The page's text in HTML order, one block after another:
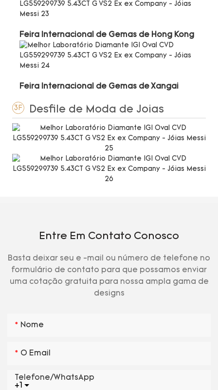
Feira Internacional de Gemas de Hong Kong
Feira Internacional de Gemas de Xangai
3F Desfile de Moda de Joias
Entre Em Contato Conosco
Basta deixar seu e -mail ou número de telefone no
formulário de contato para que possamos enviar
uma cotação gratuita para nossa ampla gama de
designs
Nome
O Email
+1
Telefone/WhatsApp